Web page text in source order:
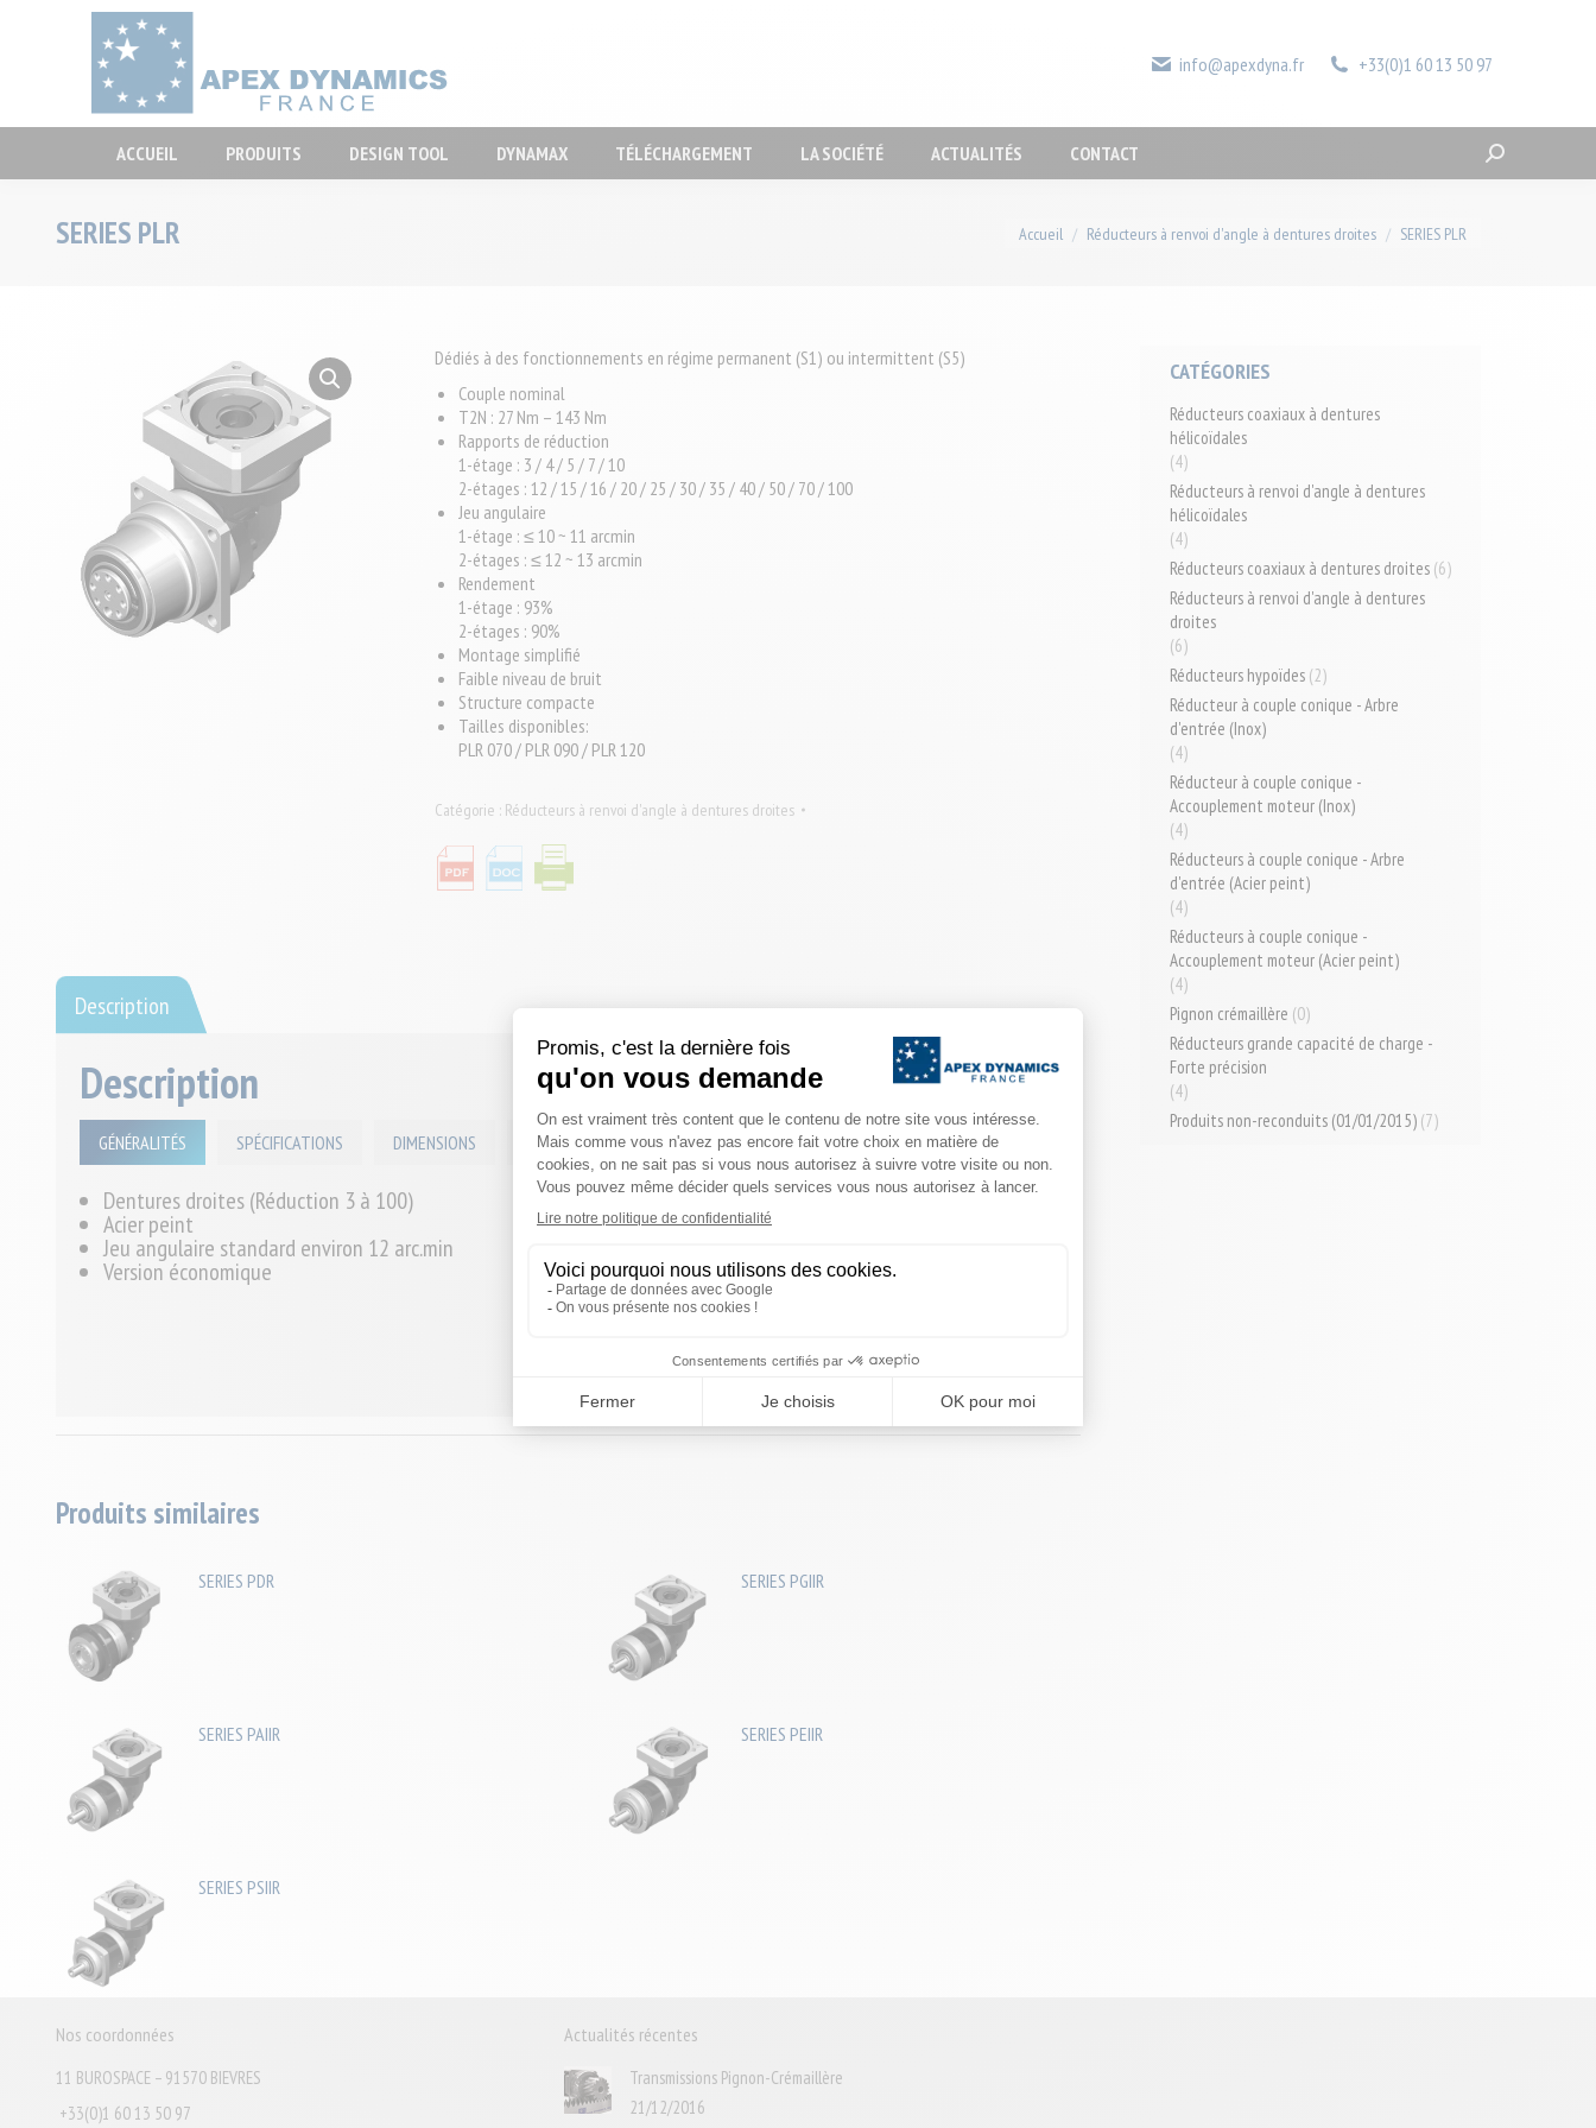
info@apexdyna.fr +33(0)1 60 13 50 97
ACCUEIL PRODUITS DESIGN TOOL DYNAMAX TÉLÉCHARGEMENT LA SOCIÉTÉ ACTUALITÉS CONTACT
Recherche
:
SERIES PLR Vous êtes ici :
Accueil Réducteurs à renvoi d'angle à dentures droites SERIES PLR
Dédiés à des fonctionnements en régime permanent (S1) ou intermittent (S5)
Couple nominal
T2N : 27 Nm – 143 Nm
Rapports de réduction
1-étage : 3 / 4 / 5 / 7 / 10
2-étages : 12 / 15 / 16 / 20 / 25 / 30 / 35 / 40 / 50 / 70 / 100
Jeu angulaire
1-étage : ≤ 10 ~ 11 arcmin
2-étages : ≤ 12 ~ 13 arcmin
Rendement
1-étage : 93%
2-étages : 90%
Montage simplifié
Faible niveau de bruit
Structure compacte
Tailles disponibles:
PLR 070 / PLR 090 / PLR 120
Catégorie : Réducteurs à renvoi d'angle à dentures droites
Description
Description
GÉNÉRALITÉS SPÉCIFICATIONS DIMENSIONS TÉLÉCHARGEMENTS
Dentures droites (Réduction 3 à 100)
Acier peint
Jeu angulaire standard environ 12 arc.min
Version économique
Produits similaires
SERIES PDR SERIES PGIIR
SERIES PAIIR SERIES PEIIR
SERIES PSIIR
CATÉGORIES
Réducteurs coaxiaux à dentures
hélicoïdales
(4)
Réducteurs à renvoi d'angle à dentures
hélicoïdales
(4)
Réducteurs coaxiaux à dentures droites (6)
Réducteurs à renvoi d'angle à dentures
droites
(6)
Réducteurs hypoïdes (2)
Réducteur à couple conique - Arbre
d'entrée (Inox)
(4)
Réducteur à couple conique -
Accouplement moteur (Inox)
(4)
Réducteurs à couple conique - Arbre
d'entrée (Acier peint)
(4)
Réducteurs à couple conique -
Accouplement moteur (Acier peint)
(4)
Pignon crémaillère (0)
Réducteurs grande capacité de charge -
Forte précision
(4)
Produits non-reconduits (01/01/2015) (7)
Nos coordonnées
11 BUROSPACE – 91570 BIEVRES
+33(0)1 60 13 50 97
Actualités récentes
Transmissions Pignon-Crémaillère
21/12/2016
: